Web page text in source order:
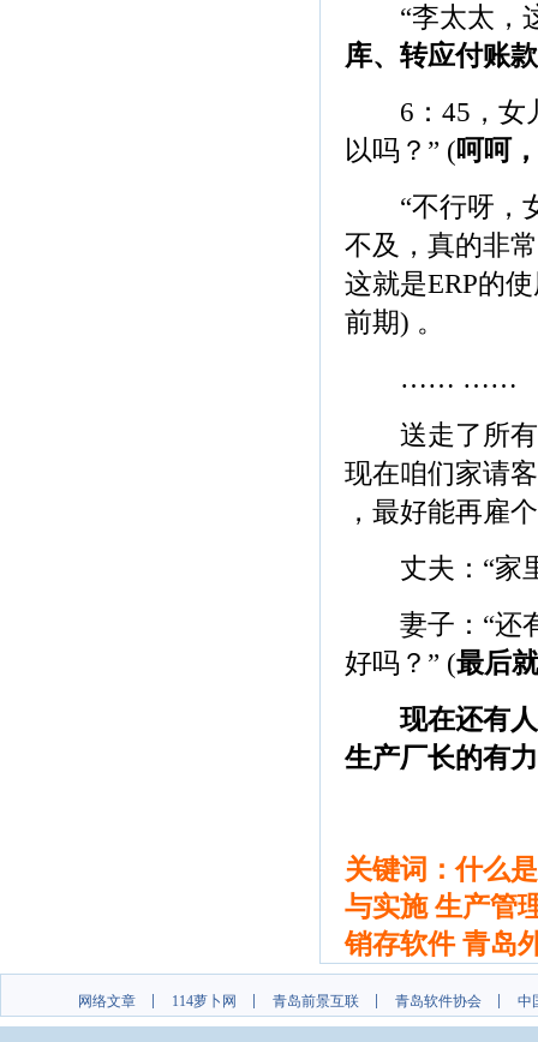
“李太太，这
库、转应付账款
6：45，女儿
以吗？” (呵呵
“不行呀，女
不及，真的非
这就是ERP的
前期) 。
…… ……
送走了所有
现在咱们家请
，最好能再雇
丈夫：“家里
妻子：“还有
好吗？” (最后
现在还有
生产厂长的有
关键词：什么
与实施 生产管
销存软件 青岛
网络文章 114萝卜网 青岛前景互联 青岛软件协会 中